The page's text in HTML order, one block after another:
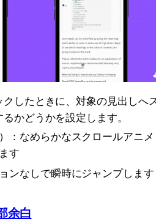
したときに、対象の見出しへ
かどうかを設定します。
：なめらかなスクロールアニメ
す
ンなしで瞬時にジャンプします
余白